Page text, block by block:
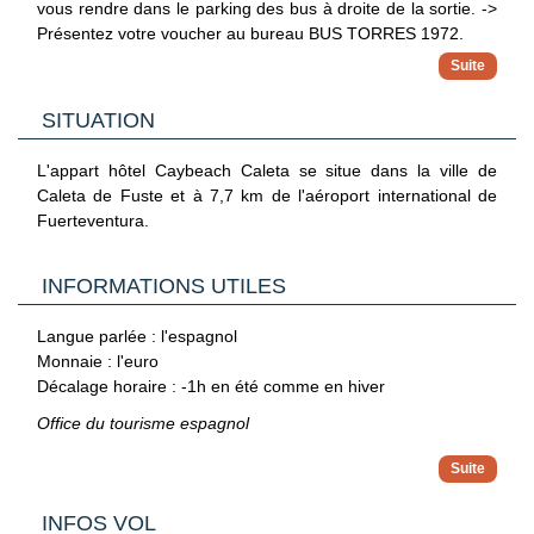
vous rendre dans le parking des bus à droite de la sortie. ->
Présentez votre voucher au bureau BUS TORRES 1972.
Pour votre transfert retour, les horaires vous seront indiqués
à la réception de l'hôtel, un jour avant votre départ. Il vous
indiquée, le chauffeur ne pouvant quitter son véhicule.
SITUATION
L'appart hôtel Caybeach Caleta se situe dans la ville de
Caleta de Fuste et à 7,7 km de l'aéroport international de
Fuerteventura.
INFORMATIONS UTILES
Langue parlée : l'espagnol
Monnaie : l'euro
Décalage horaire : -1h en été comme en hiver
Office du tourisme espagnol
INFOS VOL